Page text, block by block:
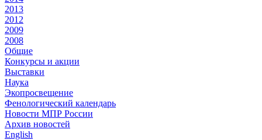
2013
2012
2009
2008
Общие
Конкурсы и акции
Выставки
Наука
Экопросвещение
Фенологический календарь
Новости МПР России
Архив новостей
English